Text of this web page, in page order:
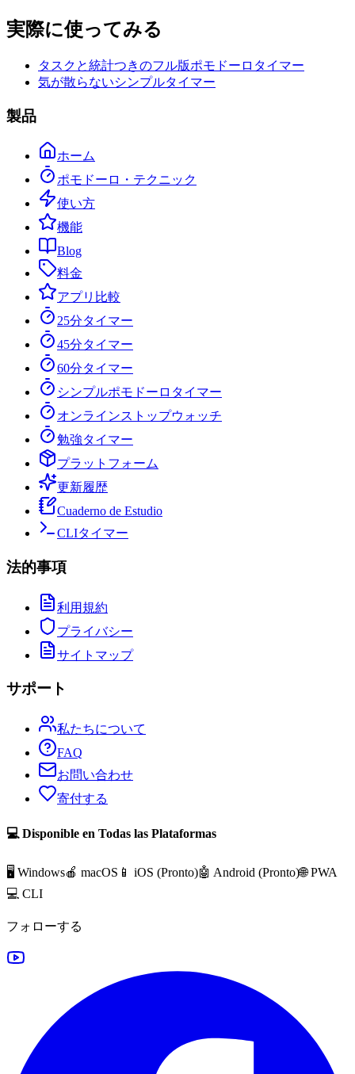
実際に使ってみる
タスクと統計つきのフル版ポモドーロタイマー
気が散らないシンプルタイマー
製品
ホーム
ポモドーロ・テクニック
使い方
機能
Blog
料金
アプリ比較
25分タイマー
45分タイマー
60分タイマー
シンプルポモドーロタイマー
オンラインストップウォッチ
勉強タイマー
プラットフォーム
更新履歴
Cuaderno de Estudio
CLIタイマー
法的事項
利用規約
プライバシー
サイトマップ
サポート
私たちについて
FAQ
お問い合わせ
寄付する
💻 Disponible en Todas las Plataformas
🖥️ Windows🍎 macOS 📱 iOS (Pronto)🤖 Android (Pronto)🌐 PWA
💻 CLI
フォローする